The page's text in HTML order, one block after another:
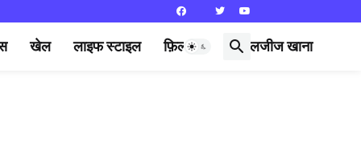
खेल लाइफ स्टाइल फ़िल्मी दुनिया लजीज खाना